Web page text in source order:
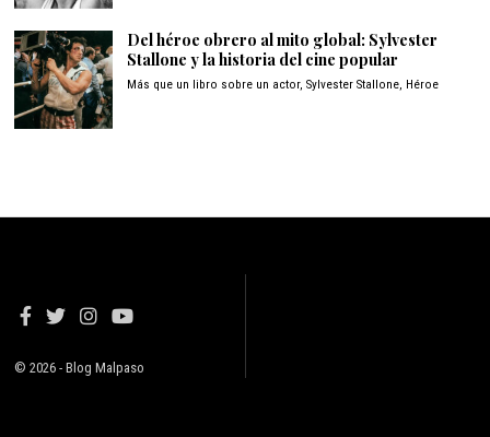
Del héroe obrero al mito global: Sylvester
Stallone y la historia del cine popular
Más que un libro sobre un actor, Sylvester Stallone, Héroe
© 2026 - Blog Malpaso